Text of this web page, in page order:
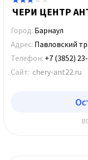
ЧЕРИ ЦЕНТР
Город: Барнаул
Адрес: Павловский
Телефон: +7 (3852)
Сайт: chery-ant22.ru